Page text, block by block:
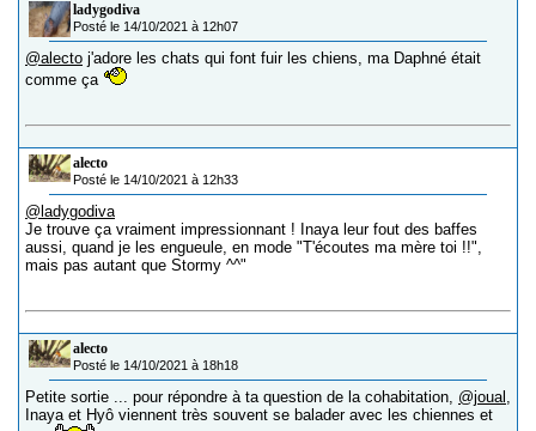
ladygodiva
Posté le 14/10/2021 à 12h07
@alecto j'adore les chats qui font fuir les chiens, ma Daphné était
comme ça
alecto
Posté le 14/10/2021 à 12h33
@ladygodiva
Je trouve ça vraiment impressionnant ! Inaya leur fout des baffes
aussi, quand je les engueule, en mode "T'écoutes ma mère toi !!",
mais pas autant que Stormy ^^"
alecto
Posté le 14/10/2021 à 18h18
Petite sortie ... pour répondre à ta question de la cohabitation, @joual ,
Inaya et Hyô viennent très souvent se balader avec les chiennes et